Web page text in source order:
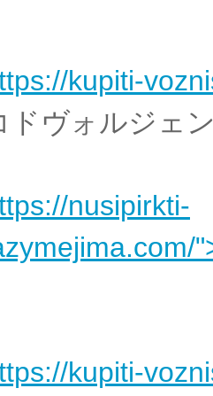
kupiti-
ドヴォルジェ
nusipirkti-
kupiti-